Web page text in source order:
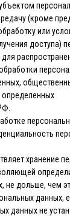
(кроме
или
доступа)
определенных
хранение
не дольше, чем
данных,
данных не